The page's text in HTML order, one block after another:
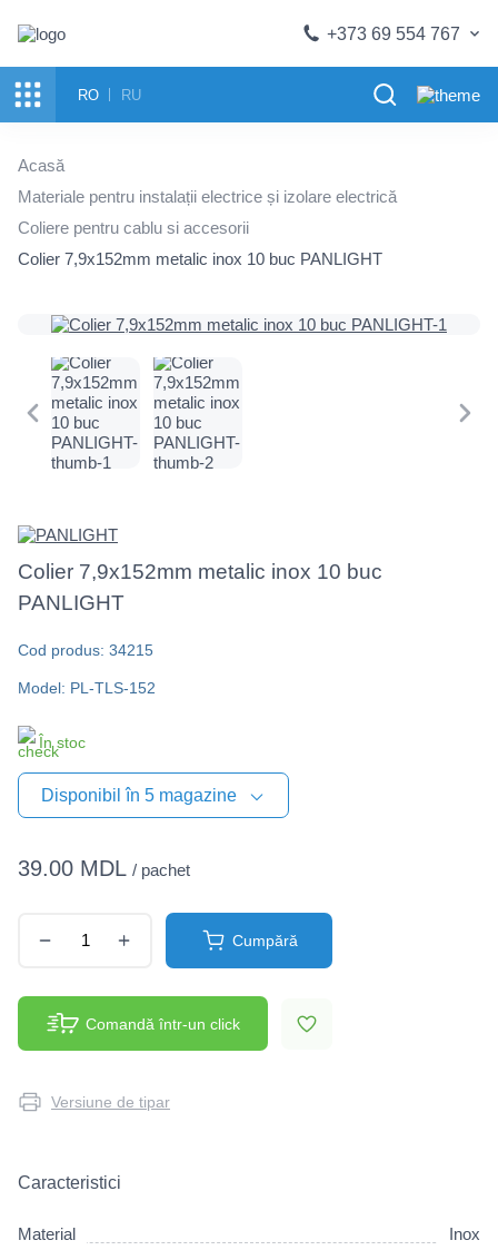
+373 69 554 767
RO RU
Acasă
Materiale pentru instalații electrice și izolare electrică
Coliere pentru cablu si accesorii
Colier 7,9x152mm metalic inox 10 buc PANLIGHT
Colier 7,9x152mm metalic inox 10 buc
PANLIGHT
Cod produs: 34215
Model: PL-TLS-152
În stoc
Disponibil în 5 magazine
39.00 MDL / pachet
Cumpără
Comandă într-un click
Versiune de tipar
Caracteristici
Material Inox